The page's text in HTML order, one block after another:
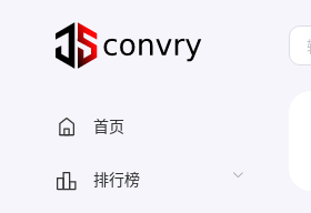
首页
排行榜